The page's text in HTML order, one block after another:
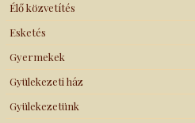
Élő közvetítés
Esketés
Gyermekek
Gyülekezeti ház
Gyülekezetünk